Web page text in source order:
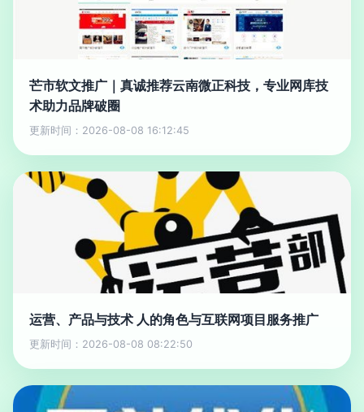
芒市软文推广｜真诚推荐云南微正科技，专业网库技
术助力品牌破圈
更新时间：2026-08-08 16:12:45
运营、产品与技术 人的角色与互联网项目服务推广
更新时间：2026-08-08 08:22:50